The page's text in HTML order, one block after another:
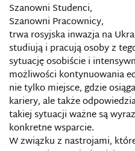
Szanowni Studenci,
Szanowni Pracownicy,
trwa rosyjska inwazja na
studiują i pracują osoby z
sytuację osobiście i
możliwości kontynuowania
nie tylko miejsce, gdzie
kariery, ale także
takiej sytuacji ważne są
konkretne wsparcie.
W związku z nastrojami,